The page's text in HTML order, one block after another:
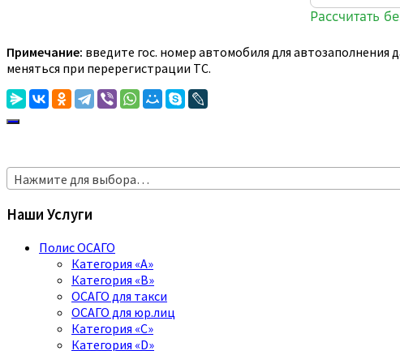
Примечание: введите гос. номер автомобиля для
меняться при перерегистрации ТС.
Нажмите для выбора…
Наши Услуги
Полис ОСАГО
Категория «A»
Категория «B»
ОСАГО для такси
ОСАГО для юр.лиц
Категория «C»
Категория «D»